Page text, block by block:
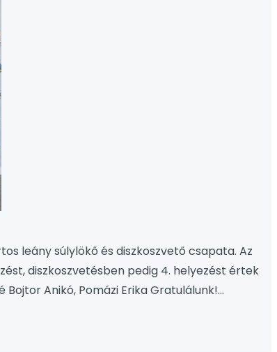
leány súlylökő és diszkoszvető csapata. Az
diszkoszvetésben pedig 4. helyezést értek
Anikó, Pomázi Erika Gratulálunk!